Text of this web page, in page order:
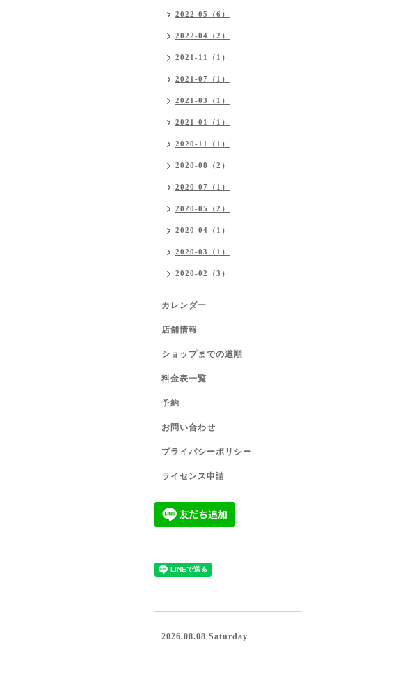
2022-05（6）
2022-04（2）
2021-11（1）
2021-07（1）
2021-03（1）
2021-01（1）
2020-11（1）
2020-08（2）
2020-07（1）
2020-05（2）
2020-04（1）
2020-03（1）
2020-02（3）
カレンダー
店舗情報
ショップまでの道順
料金表一覧
予約
お問い合わせ
プライバシーポリシー
ライセンス申請
2026.08.08 Saturday